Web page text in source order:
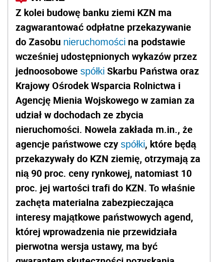
Z kolei budowę banku ziemi KZN ma
zagwarantować odpłatne przekazywanie
do Zasobu nieruchomości na podstawie
wcześniej udostępnionych wykazów przez
jednoosobowe spółki Skarbu Państwa oraz
Krajowy Ośrodek Wsparcia Rolnictwa i
Agencję Mienia Wojskowego w zamian za
udział w dochodach ze zbycia
nieruchomości. Nowela zakłada m.in., że
agencje państwowe czy spółki, które będą
przekazywały do KZN ziemię, otrzymają za
nią 90 proc. ceny rynkowej, natomiast 10
proc. jej wartości trafi do KZN. To właśnie
zachęta materialna zabezpieczająca
interesy majątkowe państwowych agend,
której wprowadzenia nie przewidziała
pierwotna wersja ustawy, ma być